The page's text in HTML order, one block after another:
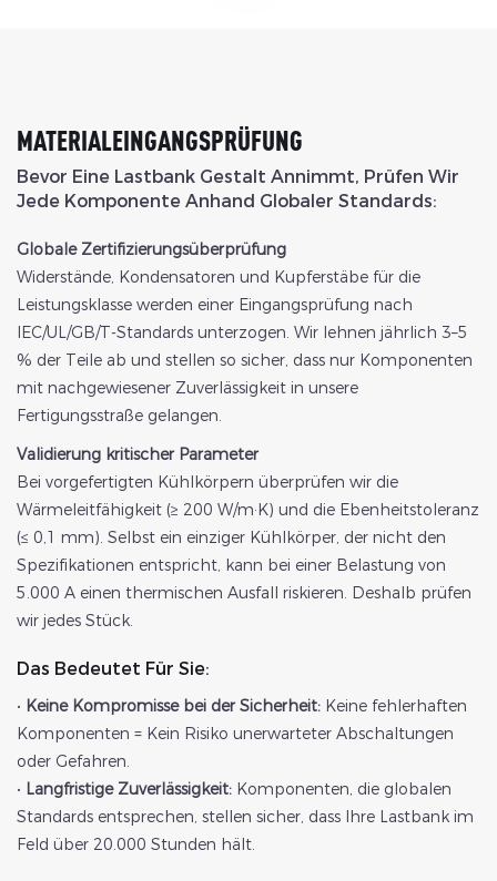
MATERIALEINGANGSPRÜFUNG
Bevor Eine Lastbank Gestalt Annimmt, Prüfen Wir
Jede Komponente Anhand Globaler Standards:
Globale Zertifizierungsüberprüfung
Widerstände, Kondensatoren und Kupferstäbe für die
Leistungsklasse werden einer Eingangsprüfung nach
IEC/UL/GB/T-Standards unterzogen. Wir lehnen jährlich 3–5
% der Teile ab und stellen so sicher, dass nur Komponenten
mit nachgewiesener Zuverlässigkeit in unsere
Fertigungsstraße gelangen.
Validierung kritischer Parameter
Bei vorgefertigten Kühlkörpern überprüfen wir die
Wärmeleitfähigkeit (≥ 200 W/m·K) und die Ebenheitstoleranz
(≤ 0,1 mm). Selbst ein einziger Kühlkörper, der nicht den
Spezifikationen entspricht, kann bei einer Belastung von
5.000 A einen thermischen Ausfall riskieren. Deshalb prüfen
wir jedes Stück.
Das Bedeutet Für Sie:
• Keine Kompromisse bei der Sicherheit: Keine fehlerhaften
Komponenten = Kein Risiko unerwarteter Abschaltungen
oder Gefahren.
• Langfristige Zuverlässigkeit: Komponenten, die globalen
Standards entsprechen, stellen sicher, dass Ihre Lastbank im
Feld über 20.000 Stunden hält.